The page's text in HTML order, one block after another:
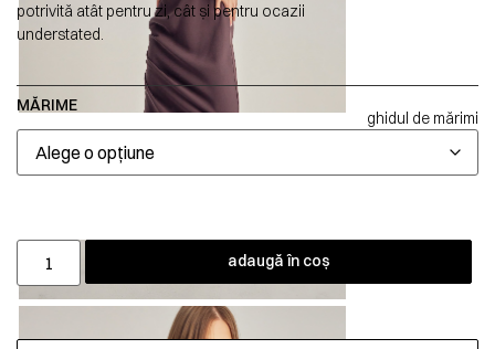
potrivită atât pentru zi, cât și pentru ocazii
understated.
MĂRIME
ghidul de mărimi
adaugă în coș